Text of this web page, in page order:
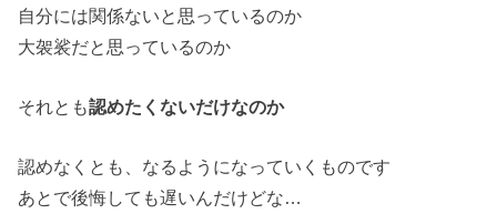
自分には関係ないと思っているのか
大袈裟だと思っているのか
それとも認めたくないだけなのか
認めなくとも、なるようになっていくものです
あとで後悔しても遅いんだけどな…